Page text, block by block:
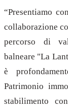
“Presentiamo
collaborazione
percorso di
balneare "La
è
Patrimonio
stabilimento